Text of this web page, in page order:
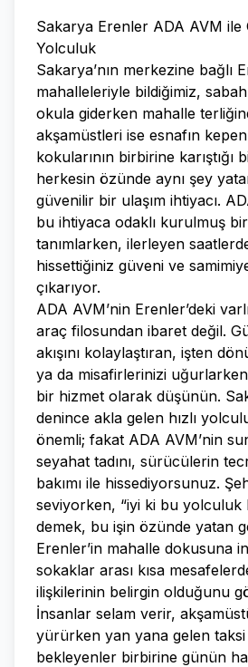
Sakarya Erenler ADA AVM ile
Yolculuk
Sakarya’nın merkezine bağlı
mahalleleriyle bildiğimiz,
okula giderken mahalle
akşamüstleri ise esnafın
kokularının birbirine karıştığı
herkesin özünde aynı şey
güvenilir bir ulaşım ihtiyacı.
bu ihtiyaca odaklı kurulmuş bir
tanımlarken, ilerleyen
hissettiğiniz güveni ve
çıkarıyor.
ADA AVM’nin Erenler’deki
araç filosundan ibaret değil.
akışını kolaylaştıran, işten
ya da misafirlerinizi uğurlarken
bir hizmet olarak düşünün.
denince akla gelen hızlı
önemli; fakat ADA AVM’nin
seyahat tadını, sürücülerin
bakımı ile hissediyorsunuz.
seviyorken, “iyi ki bu yolculuk
demek, bu işin özünde yatan
Erenler’in mahalle dokusuna
sokaklar arası kısa
ilişkilerinin belirgin olduğunu
İnsanlar selam verir,
yürürken yan yana gelen taksi
bekleyenler birbirine günün